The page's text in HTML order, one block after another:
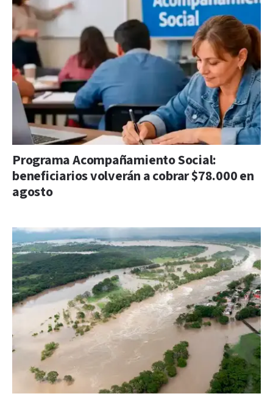
Programa Acompañamiento Social:
beneficiarios volverán a cobrar $78.000 en
agosto